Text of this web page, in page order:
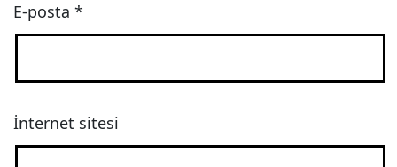
E-posta *
İnternet sitesi